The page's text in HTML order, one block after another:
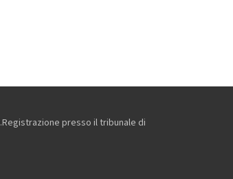
.Registrazione presso il tribunale di